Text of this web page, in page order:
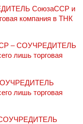
СоюзаССР и
компания в ТНК
– СОУЧРЕДИТЕЛЬ
лишь торговая
лишь торговая
СОУЧРЕДИТЕЛЬ